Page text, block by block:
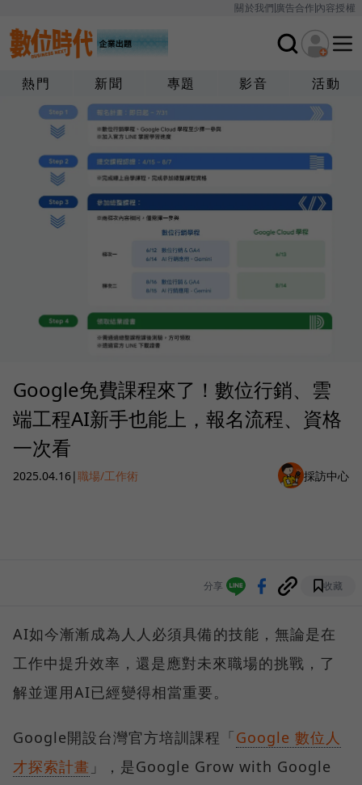
關於我們廣告合作內容授權
熱門 新聞 專題 影音 活動
Google免費課程來了！數位行銷、雲
端工程AI新手也能上，報名流程、資格
一次看
2025.04.16|職場/工作術 採訪中心
分享 收藏
AI如今漸漸成為人人必須具備的技能，無論是在
工作中提升效率，還是應對未來職場的挑戰，了
解並運用AI已經變得相當重要。
Google開設台灣官方培訓課程「Google 數位人
才探索計畫 」，是Google Grow with Google